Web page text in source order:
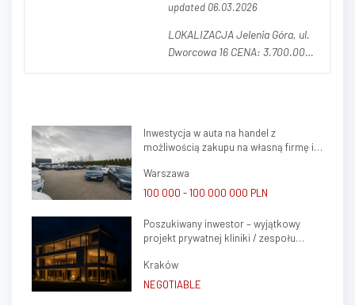
updated 06.03.2026
LOKALIZACJA Jelenia Góra, ul.
Dworcowa 16 CENA: 3.700.000,
3.320 m² dzierżawione od
prywatnego właściciela z
możliwością prze...
Inwestycja w auta na handel z
możliwością zakupu na własną firmę i
Warszawa
100 000 - 100 000 000 PLN
Poszukiwany inwestor – wyjątkowy
projekt prywatnej kliniki / zespołu
(Krowodrza)
Kraków
NEGOTIABLE